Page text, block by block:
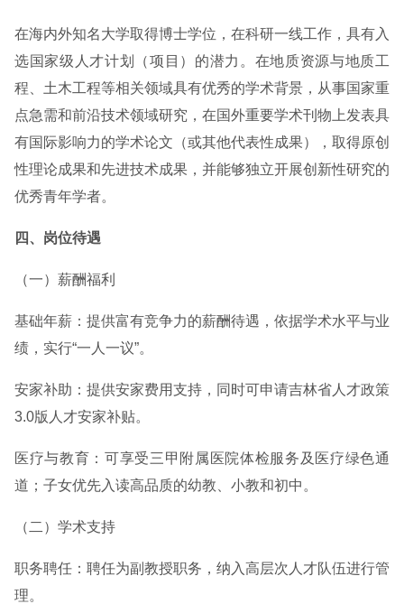
在海内外知名大学取得博士学位，在科研一线工作，具有入
选国家级人才计划（项目）的潜力。在地质资源与地质工
程、土木工程等相关领域具有优秀的学术背景，从事国家重
点急需和前沿技术领域研究，在国外重要学术刊物上发表具
有国际影响力的学术论文（或其他代表性成果），取得原创
性理论成果和先进技术成果，并能够独立开展创新性研究的
优秀青年学者。
四、岗位待遇
（一）薪酬福利
基础年薪：提供富有竞争力的薪酬待遇，依据学术水平与业
绩，实行“一人一议”。
安家补助：提供安家费用支持，同时可申请吉林省人才政策
3.0版人才安家补贴。
医疗与教育：可享受三甲附属医院体检服务及医疗绿色通
道；子女优先入读高品质的幼教、小教和初中。
（二）学术支持
职务聘任：聘任为副教授职务，纳入高层次人才队伍进行管
理。